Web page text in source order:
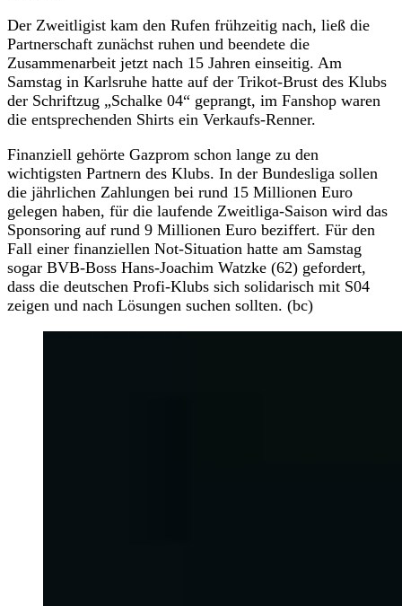
Der Zweitligist kam den Rufen frühzeitig nach, ließ die
Partnerschaft zunächst ruhen und beendete die
Zusammenarbeit jetzt nach 15 Jahren einseitig. Am
Samstag in Karlsruhe hatte auf der Trikot-Brust des Klubs
der Schriftzug „Schalke 04“ geprangt, im Fanshop waren
die entsprechenden Shirts ein Verkaufs-Renner.
Finanziell gehörte Gazprom schon lange zu den
wichtigsten Partnern des Klubs. In der Bundesliga sollen
die jährlichen Zahlungen bei rund 15 Millionen Euro
gelegen haben, für die laufende Zweitliga-Saison wird das
Sponsoring auf rund 9 Millionen Euro beziffert. Für den
Fall einer finanziellen Not-Situation hatte am Samstag
sogar BVB-Boss Hans-Joachim Watzke (62) gefordert,
dass die deutschen Profi-Klubs sich solidarisch mit S04
zeigen und nach Lösungen suchen sollten. (bc)